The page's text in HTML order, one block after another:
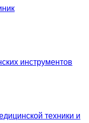
инструментов
техники и